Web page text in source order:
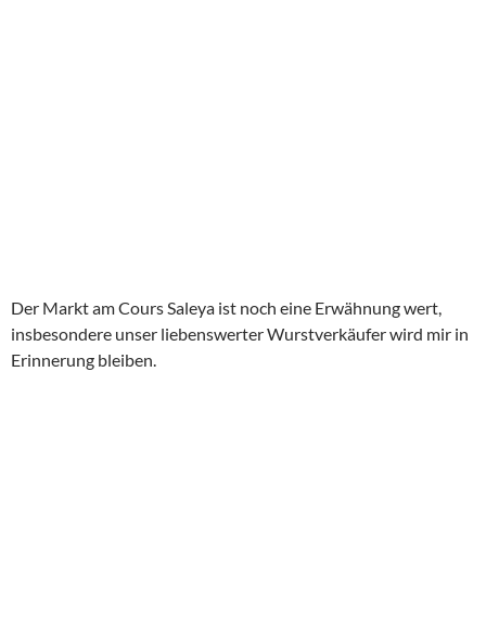
Der Markt am Cours Saleya ist noch eine Erwähnung wert,
insbesondere unser liebenswerter Wurstverkäufer wird mir in
Erinnerung bleiben.